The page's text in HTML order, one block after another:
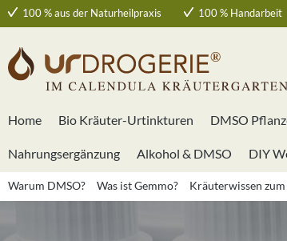
Hauptinhalt springen
Zur Suche springen
Zur Hauptnavigation springen
100 % aus der Naturheilpraxis 100 % Handarbeit
Home Bio Kräuter-Urtinkturen DMSO
Nahrungsergänzung Alkohol & DMSO DIY
Warum DMSO? Was ist Gemmo? Kräuterwissen